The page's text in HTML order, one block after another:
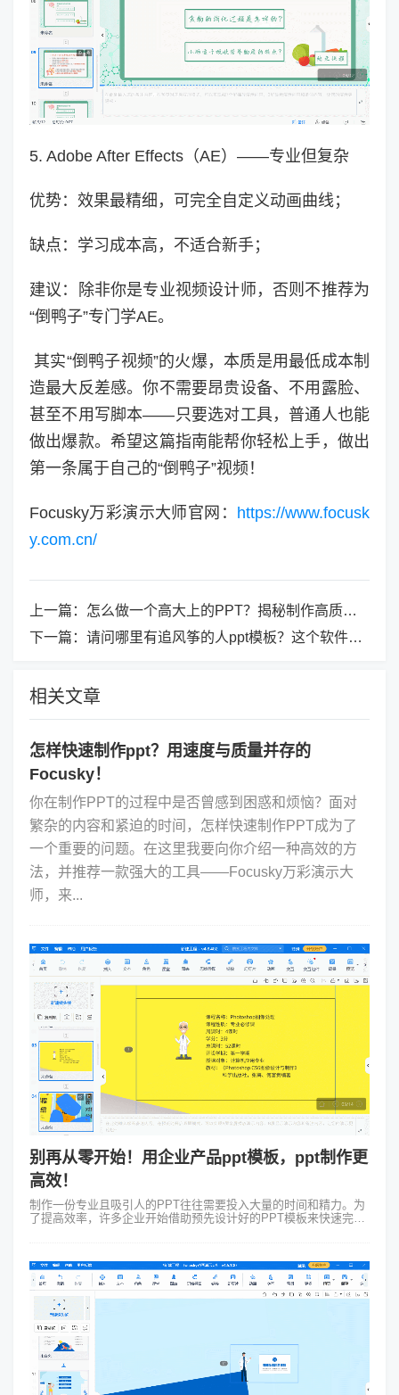
5. Adobe After Effects（AE）——专业但复杂
优势：效果最精细，可完全自定义动画曲线；
缺点：学习成本高，不适合新手；
建议：除非你是专业视频设计师，否则不推荐为
“倒鸭子”专门学AE。
其实“倒鸭子视频”的火爆，本质是用最低成本制
造最大反差感。你不需要昂贵设备、不用露脸、
甚至不用写脚本——只要选对工具，普通人也能
做出爆款。希望这篇指南能帮你轻松上手，做出
第一条属于自己的“倒鸭子”视频！
Focusky万彩演示大师官网： https://www.focusk
y.com.cn/
上一篇： 怎么做一个高大上的PPT？揭秘制作高质感PPT的捷径与工具
下一篇： 请问哪里有追风筝的人ppt模板？这个软件内置模板超多！
相关文章
怎样快速制作ppt？用速度与质量并存的
Focusky！
你在制作PPT的过程中是否曾感到困惑和烦恼？面对
繁杂的内容和紧迫的时间，怎样快速制作PPT成为了
一个重要的问题。在这里我要向你介绍一种高效的方
法，并推荐一款强大的工具——Focusky万彩演示大
师，来...
别再从零开始！用企业产品ppt模板，ppt制作更
高效！
制作一份专业且吸引人的PPT往往需要投入大量的时间和精力。为
了提高效率，许多企业开始借助预先设计好的PPT模板来快速完成